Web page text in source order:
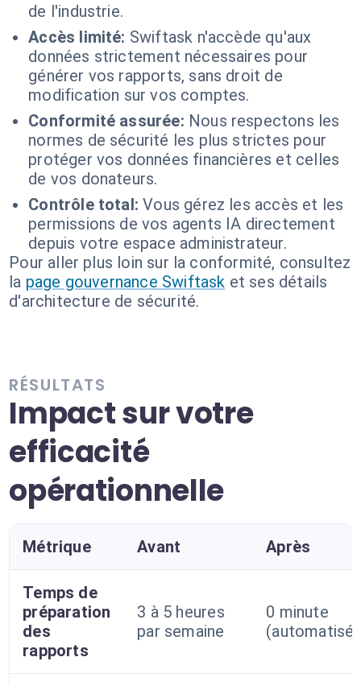
de l'industrie.
Accès limité: Swiftask n'accède qu'aux
données strictement nécessaires pour
générer vos rapports, sans droit de
modification sur vos comptes.
Conformité assurée: Nous respectons les
normes de sécurité les plus strictes pour
protéger vos données financières et celles
de vos donateurs.
Contrôle total: Vous gérez les accès et les
permissions de vos agents IA directement
depuis votre espace administrateur.
Pour aller plus loin sur la conformité, consultez
la page gouvernance Swiftask et ses détails
d'architecture de sécurité.
RÉSULTATS
Impact sur votre
efficacité
opérationnelle
Métrique Avant Après
Temps de
préparation
des
rapports
3 à 5 heures
par semaine
0 minute
(automatisé)